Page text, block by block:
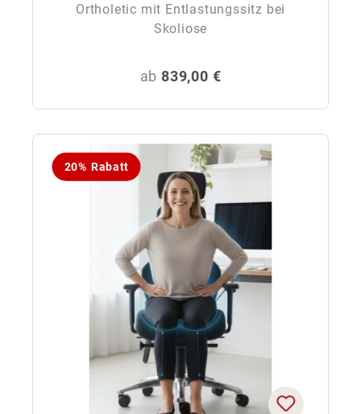
Ortholetic mit Entlastungssitz bei
Skoliose
Regulärer Preis:
ab 839,00 €
20% Rabatt